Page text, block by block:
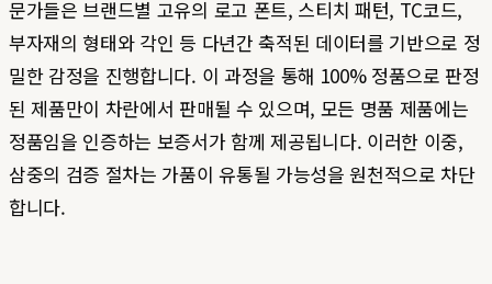
문가들은 브랜드별 고유의 로고 폰트, 스티치 패턴, TC코드,
부자재의 형태와 각인 등 다년간 축적된 데이터를 기반으로 정
밀한 감정을 진행합니다. 이 과정을 통해 100% 정품으로 판정
된 제품만이 차란에서 판매될 수 있으며, 모든 명품 제품에는
정품임을 인증하는 보증서가 함께 제공됩니다. 이러한 이중,
삼중의 검증 절차는 가품이 유통될 가능성을 원천적으로 차단
합니다.